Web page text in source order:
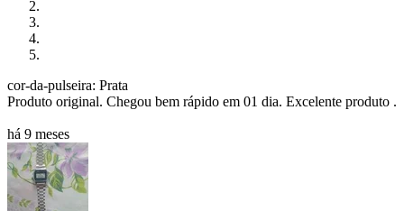
cor-da-pulseira: Prata
Produto original. Chegou bem rápido em 01 dia. Excelente produto .
há 9 meses